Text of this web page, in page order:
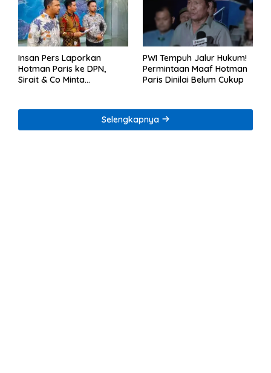
Insan Pers Laporkan
Hotman Paris ke DPN,
Sirait & Co Minta
PWI Tempuh Jalur Hukum!
Permintaan Maaf Hotman
Paris Dinilai Belum Cukup
Selengkapnya